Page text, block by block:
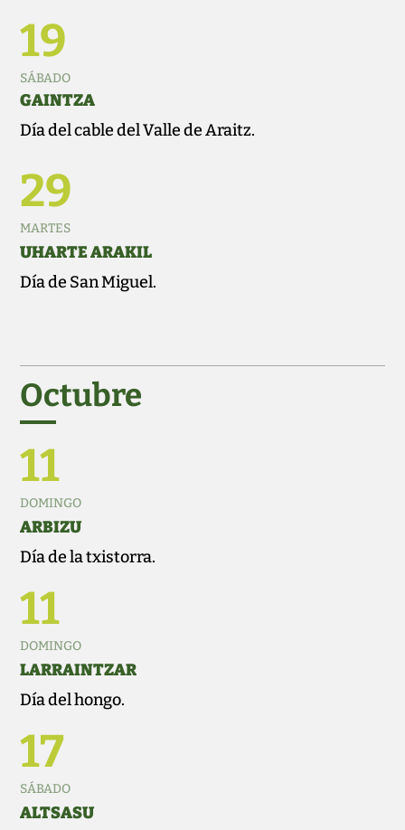
19
SÁBADO
GAINTZA
Día del cable del Valle de Araitz.
29
MARTES
UHARTE ARAKIL
Día de San Miguel.
Octubre
11
DOMINGO
ARBIZU
Día de la txistorra.
11
DOMINGO
LARRAINTZAR
Día del hongo.
17
SÁBADO
ALTSASU